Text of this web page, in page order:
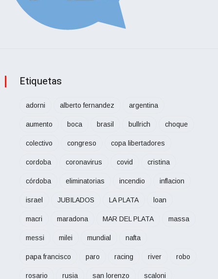
Etiquetas
adorni alberto fernandez argentina
aumento boca brasil bullrich choque
colectivo congreso copa libertadores
cordoba coronavirus covid cristina
córdoba eliminatorias incendio inflacion
israel JUBILADOS LA PLATA loan
macri maradona MAR DEL PLATA massa
messi milei mundial nafta
papa francisco paro racing river robo
rosario rusia san lorenzo scaloni